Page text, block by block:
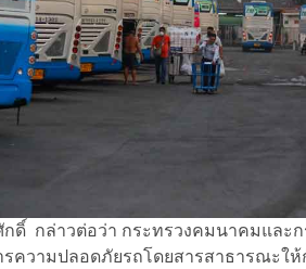
กดิ์ กล่าวต่อว่า กระทรวงคมนาคมและ
รความปลอดภัยรถโดยสารสาธารณะใ